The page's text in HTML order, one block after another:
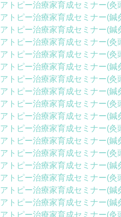
アトピー治療家育成セミナー(灸
アトピー治療家育成セミナー(鍼
アトピー治療家育成セミナー(鍼
アトピー治療家育成セミナー(灸
アトピー治療家育成セミナー(灸
アトピー治療家育成セミナー(鍼
アトピー治療家育成セミナー(灸
アトピー治療家育成セミナー(鍼
アトピー治療家育成セミナー(灸
アトピー治療家育成セミナー(鍼
アトピー治療家育成セミナー(灸
アトピー治療家育成セミナー(鍼
アトピー治療家育成セミナー(灸
アトピー治療家育成セミナー(鍼
アトピー治療家育成セミナー(灸
アトピー治療家育成セミナー(鍼
アトピー治療家育成セミナー(鍼
アトピー治療家育成セミナー(灸